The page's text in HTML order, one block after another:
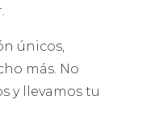
únicos,
más. No
y llevamos tu